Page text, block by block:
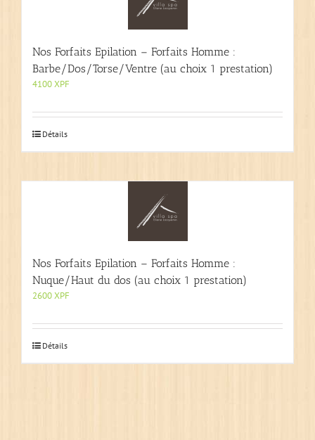
Nos Forfaits Epilation – Forfaits Homme :
Barbe/Dos/Torse/Ventre (au choix 1 prestation)
4100XPF
Détails
Nos Forfaits Epilation – Forfaits Homme :
Nuque/Haut du dos (au choix 1 prestation)
2600XPF
Détails